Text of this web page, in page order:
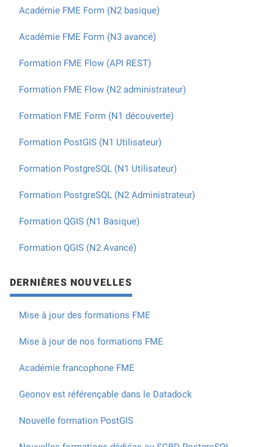
Académie FME Form (N2 basique)
Académie FME Form (N3 avancé)
Formation FME Flow (API REST)
Formation FME Flow (N2 administrateur)
Formation FME Form (N1 découverte)
Formation PostGIS (N1 Utilisateur)
Formation PostgreSQL (N1 Utilisateur)
Formation PostgreSQL (N2 Administrateur)
Formation QGIS (N1 Basique)
Formation QGIS (N2 Avancé)
DERNIÈRES NOUVELLES
Mise à jour des formations FME
Mise à jour de nos formations FME
Académie francophone FME
Geonov est référençable dans le Datadock
Nouvelle formation PostGIS